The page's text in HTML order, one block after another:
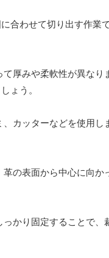
合わせて切り出す作業
厚みや柔軟性が異なり
ょう。
カッターなどを使用し
革の表面から中心に向か
っかり固定することで、